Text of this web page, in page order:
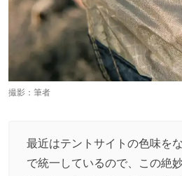
撮影：筆者
最近はテントサイトの色味を
で統一しているので、この絶